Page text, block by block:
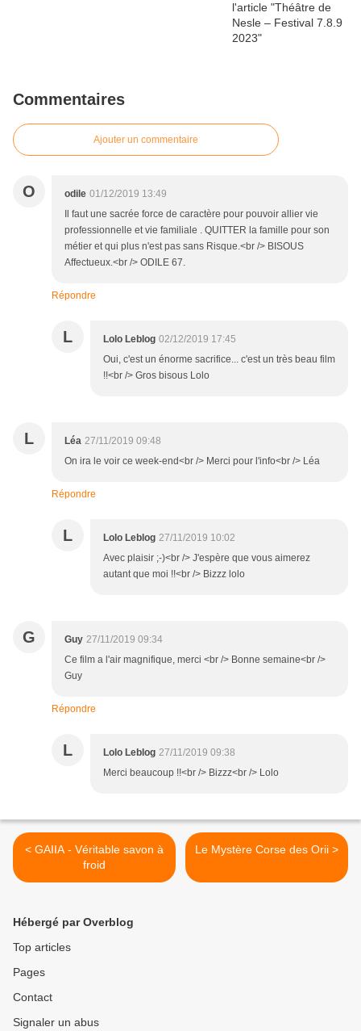
Commentaires
Ajouter un commentaire
O odile 01/12/2019 13:49
Il faut une sacrée force de caractère pour pouvoir allier vie
professionnelle et vie familiale . QUITTER la famille pour son
métier et qui plus n'est pas sans Risque.<br /> BISOUS
Affectueux.<br /> ODILE 67.
Répondre
L Lolo Leblog 02/12/2019 17:45
Oui, c'est un énorme sacrifice... c'est un très beau film
!!<br /> Gros bisous Lolo
L Léa 27/11/2019 09:48
On ira le voir ce week-end<br /> Merci pour l'info<br /> Léa
Répondre
L Lolo Leblog 27/11/2019 10:02
Avec plaisir ;-)<br /> J'espère que vous aimerez
autant que moi !!<br /> Bizzz lolo
G Guy 27/11/2019 09:34
Ce film a l'air magnifique, merci <br /> Bonne semaine<br />
Guy
Répondre
L Lolo Leblog 27/11/2019 09:38
Merci beaucoup !!<br /> Bizzz<br /> Lolo
< GAIIA - Véritable savon à
froid
Le Mystère Corse des Orii >
Hébergé par Overblog
Top articles
Pages
Contact
Signaler un abus